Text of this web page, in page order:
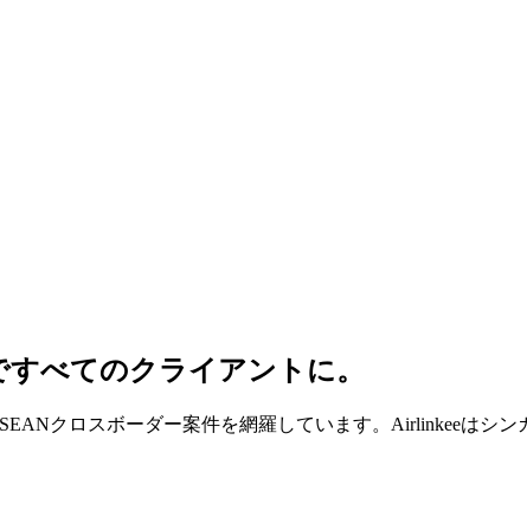
べてのクライアントに。
クロスボーダー案件を網羅しています。Airlinkeeはシ